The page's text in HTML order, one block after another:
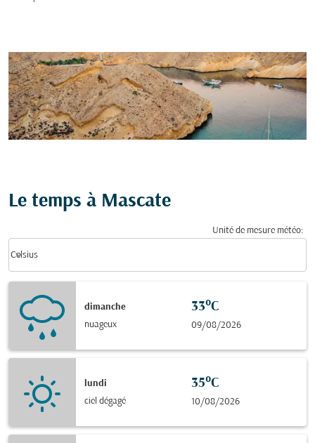
Le temps à Mascate
Unité de mesure météo:
Celsius
keyboard_arrow_down
dimanche
nuageux
33°C
09/08/2026
lundi
ciel dégagé
35°C
10/08/2026